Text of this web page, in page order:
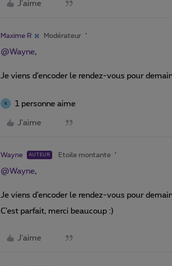
J'aime
Maxime R Modérateur
@Wayne,
Je viens d’encoder le rendez-vous pour
K 1 personne aime
J'aime
Wayne AUTEUR Etoile montante
@Wayne,
Je viens d’encoder le rendez-vous pour
C’est parfait, merci beaucoup :)
J'aime